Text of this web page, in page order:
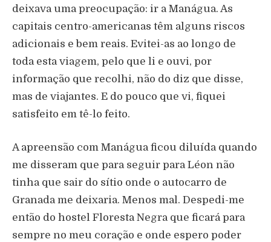
deixava uma preocupação: ir a Manágua. As
capitais centro-americanas têm alguns riscos
adicionais e bem reais. Evitei-as ao longo de
toda esta viagem, pelo que li e ouvi, por
informação que recolhi, não do diz que disse,
mas de viajantes. E do pouco que vi, fiquei
satisfeito em tê-lo feito.
A apreensão com Manágua ficou diluída quando
me disseram que para seguir para Léon não
tinha que sair do sítio onde o autocarro de
Granada me deixaria. Menos mal. Despedi-me
então do hostel Floresta Negra que ficará para
sempre no meu coração e onde espero poder